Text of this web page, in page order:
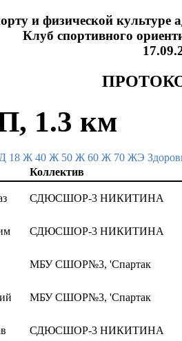
и физической культуре
Клуб спортивного
1.3 км
18 Ж 40 Ж 50 Ж 60 Ж 70 ЖЭ
Коллектив
СДЮСШОР-3 НИКИТИНА
СДЮСШОР-3 НИКИТИНА
МБУ СШОР№3, 'Спартак
МБУ СШОР№3, 'Спартак
СДЮСШОР-3 НИКИТИНА